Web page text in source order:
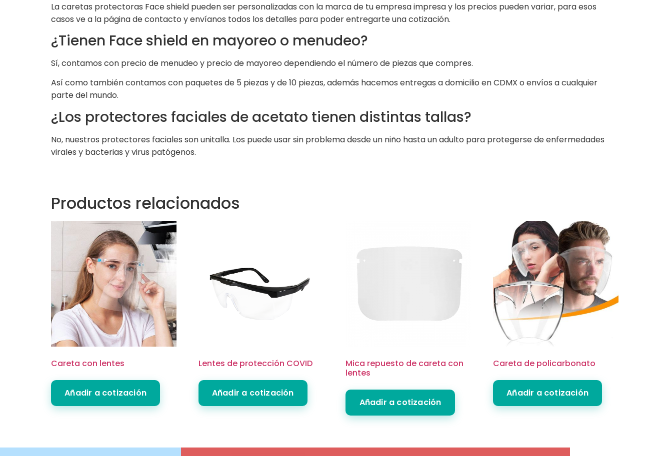
La caretas protectoras Face shield pueden ser personalizadas con la marca de tu empresa impresa y los precios pueden variar, para esos
casos ve a la página de contacto y envíanos todos los detalles para poder entregarte una cotización.
¿Tienen Face shield en mayoreo o menudeo?
Sí, contamos con precio de menudeo y precio de mayoreo dependiendo el número de piezas que compres.
Así como también contamos con paquetes de 5 piezas y de 10 piezas, además hacemos entregas a domicilio en CDMX o envíos a cualquier
parte del mundo.
¿Los protectores faciales de acetato tienen distintas tallas?
No, nuestros protectores faciales son unitalla. Los puede usar sin problema desde un niño hasta un adulto para protegerse de enfermedades
virales y bacterias y virus patógenos.
Productos relacionados
Careta con lentes
Añadir a cotización
Lentes de protección COVID
Añadir a cotización
Mica repuesto de careta con
lentes
Añadir a cotización
Careta de policarbonato
Añadir a cotización